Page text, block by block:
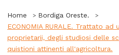
Home
Bordiga Oreste.
ECONOMIA RURALE. Trattato
proprietarii, degli studiosi delle
quistioni attinenti all'agricoltura.